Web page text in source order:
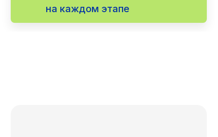
на каждом этапе